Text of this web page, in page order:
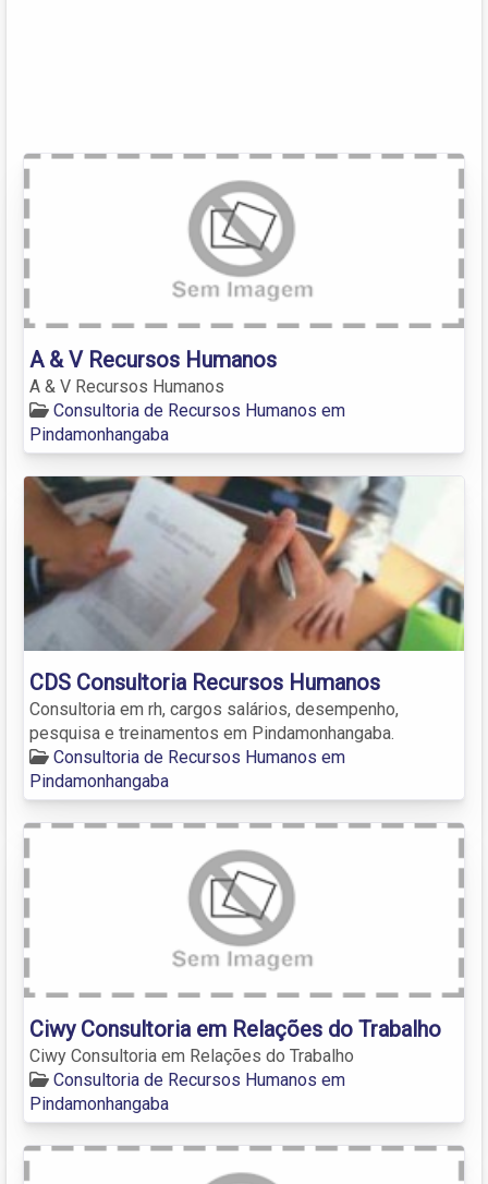
A & V Recursos Humanos
A & V Recursos Humanos
Consultoria de Recursos Humanos em
Pindamonhangaba
CDS Consultoria Recursos Humanos
Consultoria em rh, cargos salários, desempenho,
pesquisa e treinamentos em Pindamonhangaba.
Consultoria de Recursos Humanos em
Pindamonhangaba
Ciwy Consultoria em Relações do Trabalho
Ciwy Consultoria em Relações do Trabalho
Consultoria de Recursos Humanos em
Pindamonhangaba